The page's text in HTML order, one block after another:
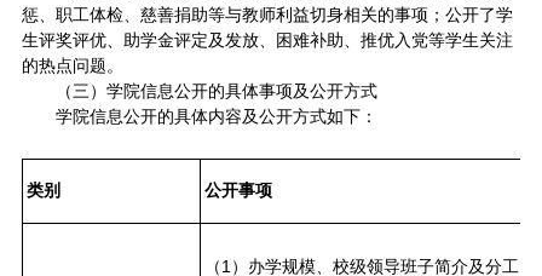
惩、职工体检、慈善捐助等与教师利益切身相关的事项；公开了学
生评奖评优、助学金评定及发放、困难补助、推优入党等学生关注
的热点问题。
（三）学院信息公开的具体事项及公开方式
学院信息公开的具体内容及公开方式如下：
类别 公开事项
（1）办学规模、校级领导班子简介及分工